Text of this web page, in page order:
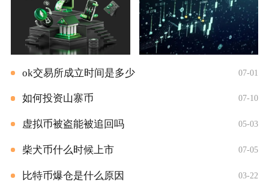
ok交易所成立时间是多少 07-01
如何投资山寨币 07-10
虚拟币被盗能被追回吗 05-03
柴犬币什么时候上市 07-05
比特币爆仓是什么原因 03-22